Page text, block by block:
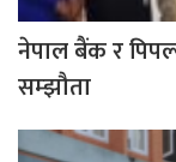
नेपाल बैंक र
सम्झौता